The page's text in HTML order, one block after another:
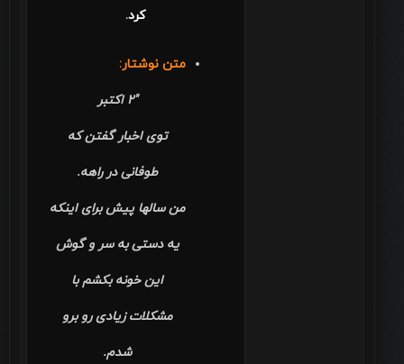
کرد.
متن نوشتار:
"۲ اکتبر
توی اخبار گفتن که
طوفانی در راهه.
من سالها پیش برای اینکه
یه دستی به سر و گوش
این خونه بکشم با
مشکلات زیادی رو برو
شدم.